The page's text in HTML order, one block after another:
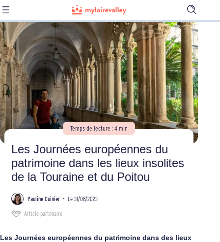
Ouvrir
la
barre
de
Temps de lecture : 4 min
Les Journées européennes du
patrimoine dans les lieux insolites
de la Touraine et du Poitou
Pauline Cuinier • Le 31/08/2023
Article partenaire
Les Journées européennes du patrimoine dans des lieux